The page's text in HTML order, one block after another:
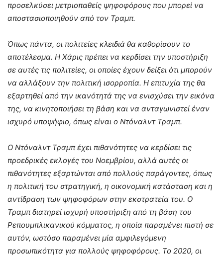
προσελκύσει μετριοπαθείς ψηφοφόρους που μπορεί να
αποστασιοποιηθούν από τον Τραμπ.
Όπως πάντα, οι πολιτείες κλειδιά θα καθορίσουν το
αποτέλεσμα. Η Χάρις πρέπει να κερδίσει την υποστήριξη
σε αυτές τις πολιτείες, οι οποίες έχουν δείξει ότι μπορούν
να αλλάξουν την πολιτική ισορροπία. Η επιτυχία της θα
εξαρτηθεί από την ικανότητά της να ενισχύσει την εικόνα
της, να κινητοποιήσει τη βάση και να ανταγωνιστεί έναν
ισχυρό υποψήφιο, όπως είναι ο Ντόναλντ Τραμπ.
Ο Ντόναλντ Τραμπ έχει πιθανότητες να κερδίσει τις
προεδρικές εκλογές του Νοεμβρίου, αλλά αυτές οι
πιθανότητες εξαρτώνται από πολλούς παράγοντες, όπως
η πολιτική του στρατηγική, η οικονομική κατάσταση και η
αντίδραση των ψηφοφόρων στην εκστρατεία του. Ο
Τραμπ διατηρεί ισχυρή υποστήριξη από τη βάση του
Ρεπουμπλικανικού κόμματος, η οποία παραμένει πιστή σε
αυτόν, ωστόσο παραμένει μία αμφιλεγόμενη
προσωπικότητα για πολλούς ψηφοφόρους. Το 2020, οι